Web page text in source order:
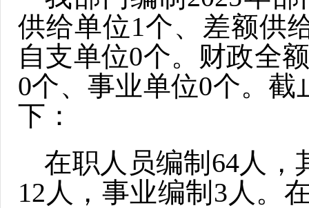
供给单位1个、差额供
自支单位0个。财政全
0个、事业单位0个。截
下：
在职人员编制64人，
12人，事业编制3人。